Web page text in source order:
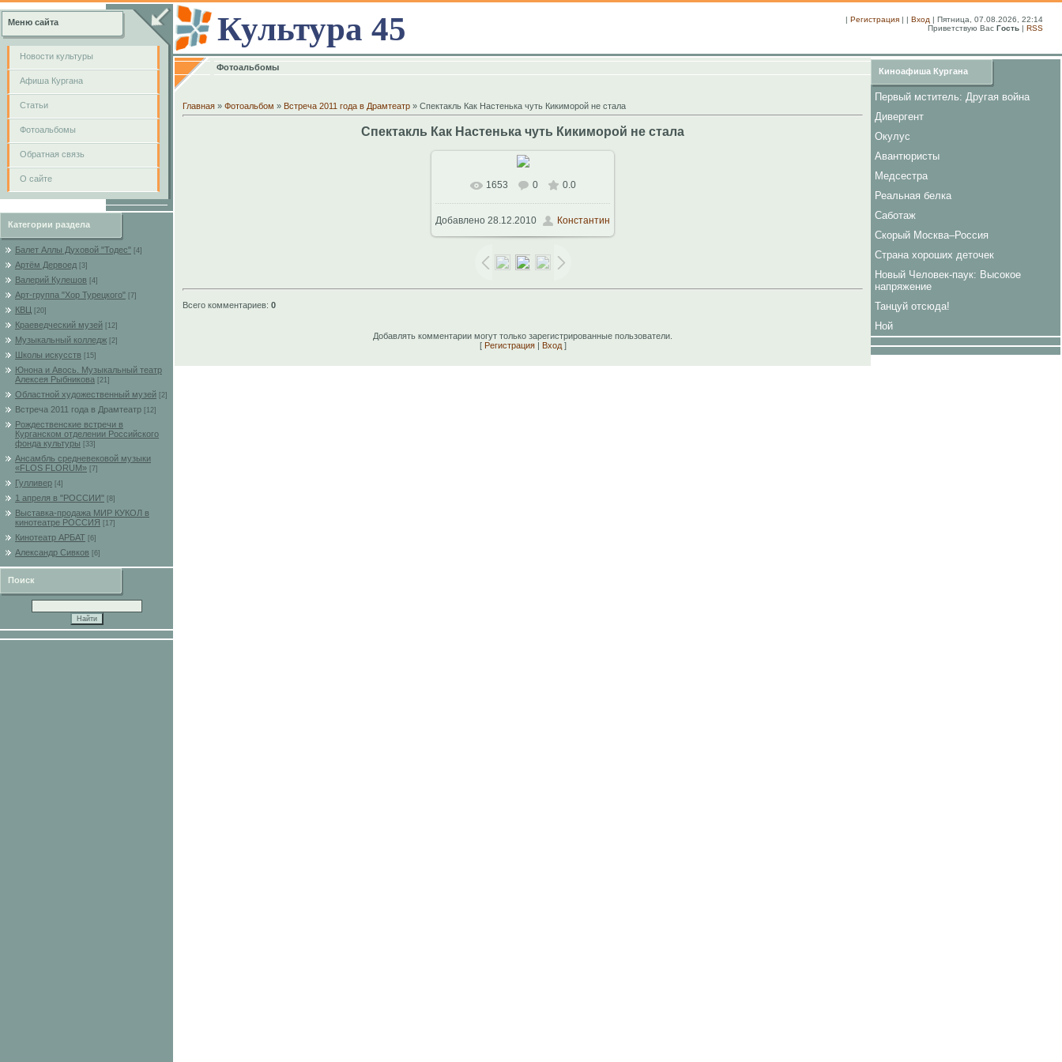
Меню сайта
Новости культуры
Афиша Кургана
Cтатьи
Фотоальбомы
Обратная связь
О сайте
Категории раздела
Балет Аллы Духовой "Тодес" [4]
Артём Дервоед [3]
Валерий Кулешов [4]
Арт-группа "Хор Турецкого" [7]
КВЦ [20]
Краеведческий музей [12]
Музыкальный колледж [2]
Школы искусств [15]
Юнона и Авось. Музыкальный театр
Алексея Рыбникова
[21]
Областной художественный музей [2]
Встреча 2011 года в Драмтеатр [12]
Рождественские встречи в
Курганском отделении Российского
фонда культуры
[33]
Ансамбль средневековой музыки
«FLOS FLORUM» [7]
Гулливер [4]
1 апреля в "РОССИИ" [8]
Выставка-продажа МИР КУКОЛ в
кинотеатре РОССИЯ
[17]
Кинотеатр АРБАТ [6]
Александр Сивков [6]
Поиск
Культура 45 | Регистрация | | Вход | Пятница, 07.08.2026, 22:14
Приветствую Вас Гость | RSS
Фотоальбомы
Главная » Фотоальбом » Встреча 2011 года в Драмтеатр » Спектакль Как Настенька чуть Кикиморой не стала
Спектакль Как Настенька чуть Кикиморой не стала
В реальном размере 1024x768
223.1Kb
1653 0 0.0
Добавлено 28.12.2010 Константин
Всего комментариев: 0
Добавлять комментарии могут только зарегистрированные пользователи.
[ Регистрация| Вход]
Киноафиша Кургана
Первый мститель: Другая война
Дивергент
Окулус
Авантюристы
Медсестра
Реальная белка
Саботаж
Скорый Москва–Россия
Страна хороших деточек
Новый Человек-паук: Высокое
напряжение
Танцуй отсюда!
Ной